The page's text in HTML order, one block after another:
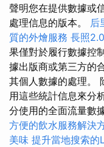
聲明您在提供數據或
處理信息的版本。 后
質的外燴服務 長照
果僅對於履行數據控
據出版商或第三方的
其個人數據的處理。
用這些統計信息來分
分使用的全面流量數
方便的飲水服務解決
美味 提升當地搜索的